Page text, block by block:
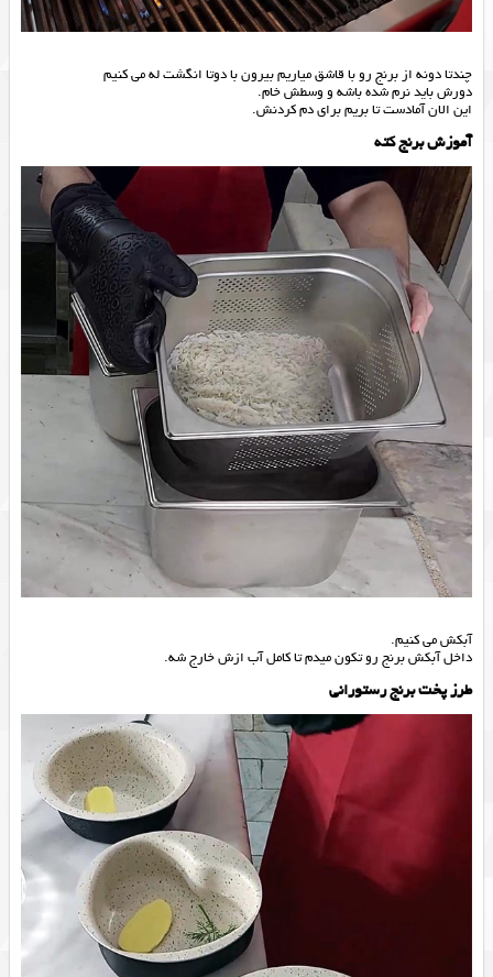
چندتا دونه از برنج رو با قاشق میاریم بیرون با دوتا انگشت له می کنیم
دورش باید نرم شده باشه و وسطش خام.
این الان آمادست تا بریم برای دم کردنش.
آموزش برنج کته
آبکش می کنیم.
داخل آبکش برنج رو تکون میدم تا کامل آب ازش خارج شه.
طرز پخت برنج رستورانی